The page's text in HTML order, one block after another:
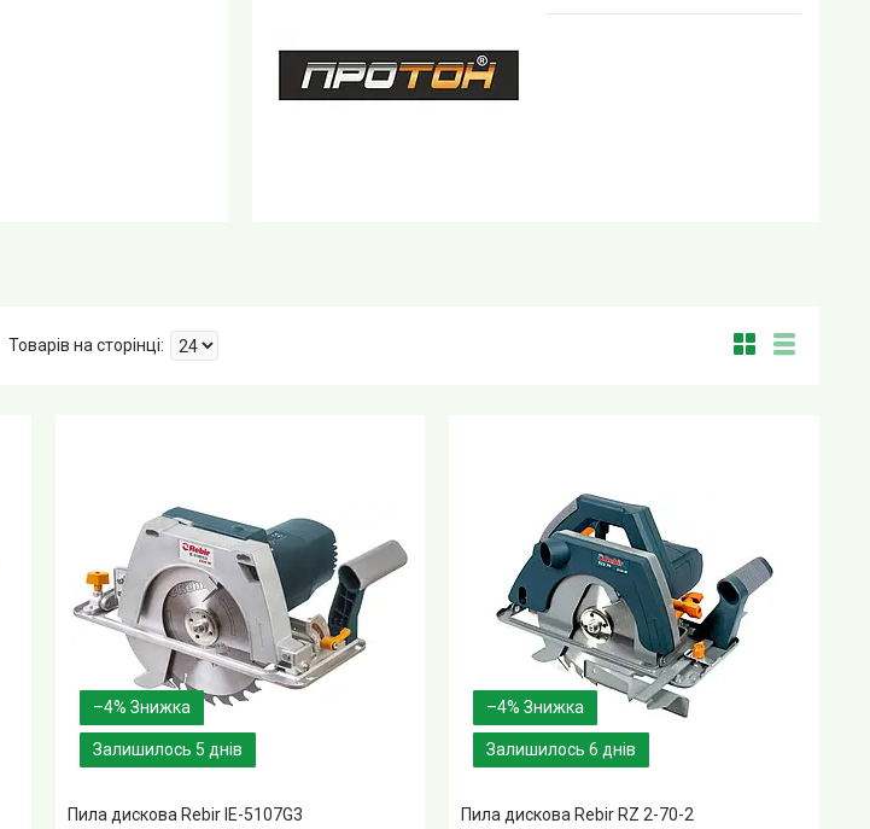
–4%
Залишилось 5 днів
Пила дискова Rebir IE-5107G3
–4%
Залишилось 6 днів
Пила дискова Rebir RZ 2-70-2